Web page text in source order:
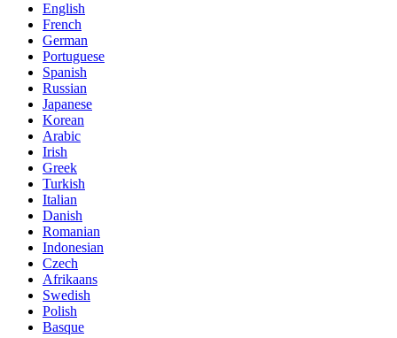
English
French
German
Portuguese
Spanish
Russian
Japanese
Korean
Arabic
Irish
Greek
Turkish
Italian
Danish
Romanian
Indonesian
Czech
Afrikaans
Swedish
Polish
Basque